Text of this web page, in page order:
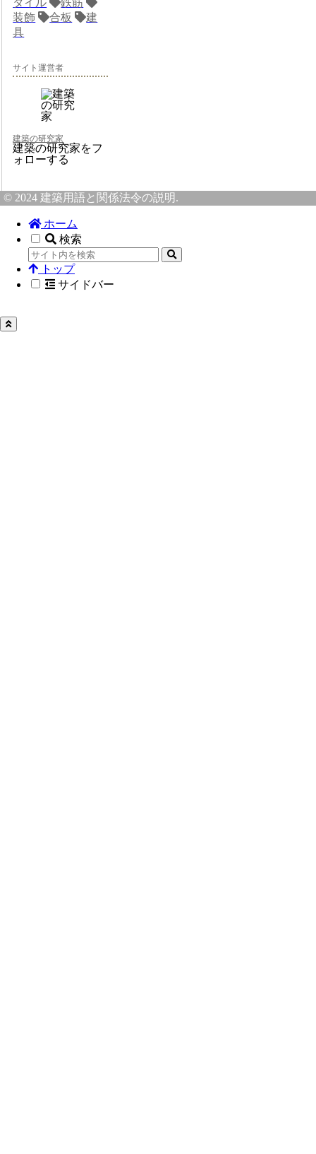
タイル
鉄筋
装飾
合板
建
具
サイト運営者
建築の研究家
建築の研究家をフ
ォローする
© 2024 建築用語と関係法令の説明.
ホーム
検索
トップ
サイドバー